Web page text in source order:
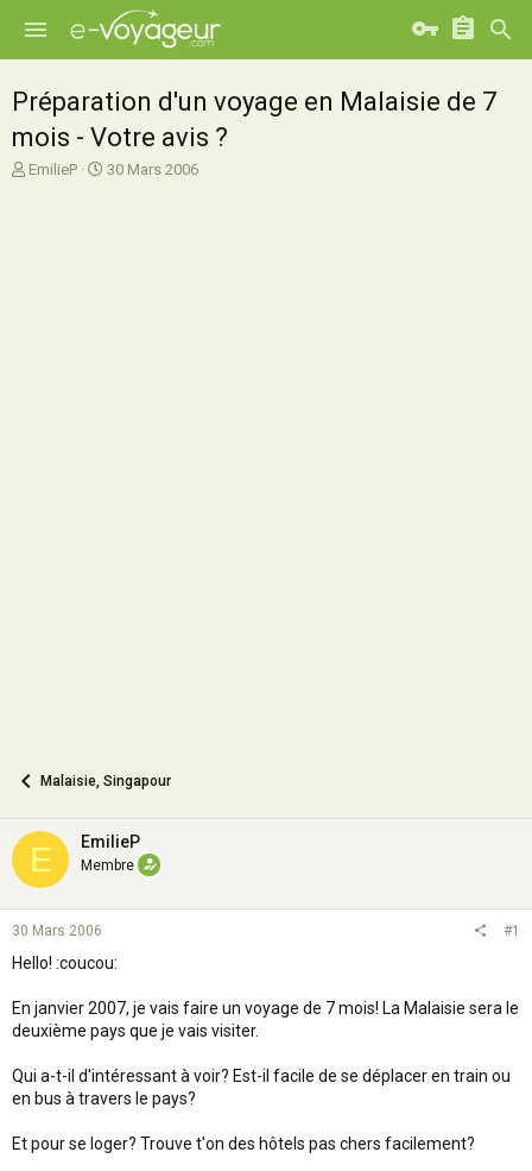
Préparation d'un voyage en Malaisie de 7
mois - Votre avis ?
A
EmilieP
D
30 Mars 2006
Malaisie, Singapour
E EmilieP
Membre
30 Mars 2006 #1
Hello! :coucou:
En janvier 2007, je vais faire un voyage de 7 mois! La Malaisie sera le
deuxième pays que je vais visiter.
Qui a-t-il d'intéressant à voir? Est-il facile de se déplacer en train ou
en bus à travers le pays?
Et pour se loger? Trouve t'on des hôtels pas chers facilement?